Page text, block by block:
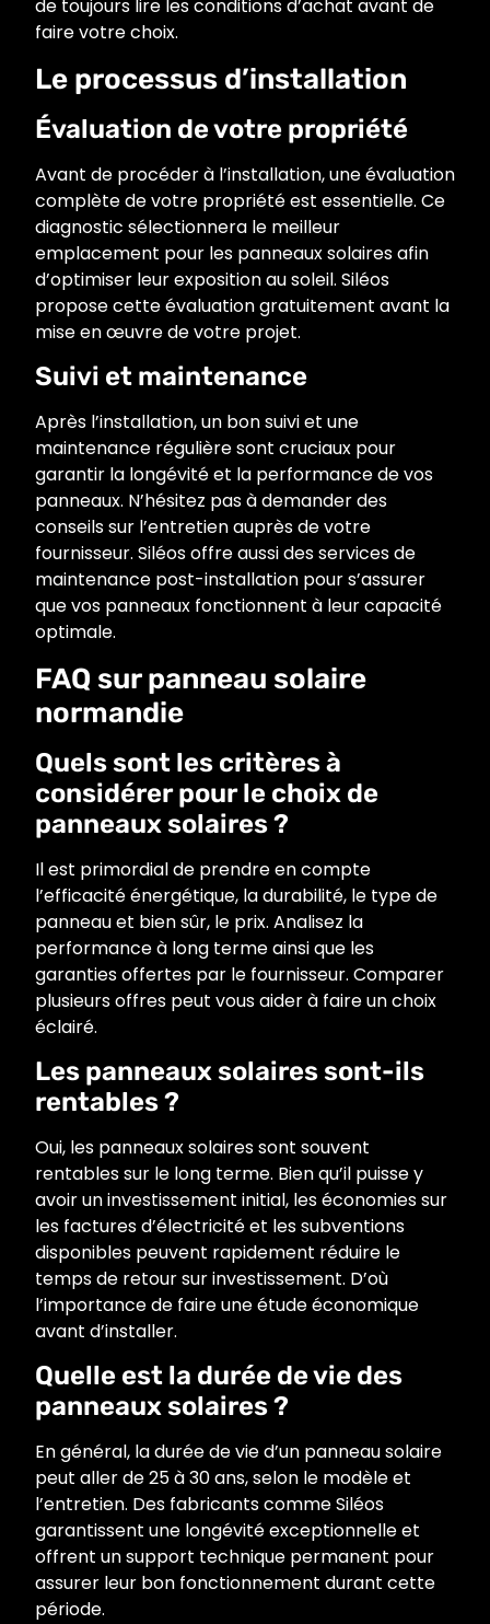
de toujours lire les conditions d’achat avant de
faire votre choix.
Le processus d’installation
Évaluation de votre propriété
Avant de procéder à l’installation, une évaluation
complète de votre propriété est essentielle. Ce
diagnostic sélectionnera le meilleur
emplacement pour les panneaux solaires afin
d’optimiser leur exposition au soleil. Siléos
propose cette évaluation gratuitement avant la
mise en œuvre de votre projet.
Suivi et maintenance
Après l’installation, un bon suivi et une
maintenance régulière sont cruciaux pour
garantir la longévité et la performance de vos
panneaux. N’hésitez pas à demander des
conseils sur l’entretien auprès de votre
fournisseur. Siléos offre aussi des services de
maintenance post-installation pour s’assurer
que vos panneaux fonctionnent à leur capacité
optimale.
FAQ sur panneau solaire
normandie
Quels sont les critères à
considérer pour le choix de
panneaux solaires ?
Il est primordial de prendre en compte
l’efficacité énergétique, la durabilité, le type de
panneau et bien sûr, le prix. Analisez la
performance à long terme ainsi que les
garanties offertes par le fournisseur. Comparer
plusieurs offres peut vous aider à faire un choix
éclairé.
Les panneaux solaires sont-ils
rentables ?
Oui, les panneaux solaires sont souvent
rentables sur le long terme. Bien qu’il puisse y
avoir un investissement initial, les économies sur
les factures d’électricité et les subventions
disponibles peuvent rapidement réduire le
temps de retour sur investissement. D’où
l’importance de faire une étude économique
avant d’installer.
Quelle est la durée de vie des
panneaux solaires ?
En général, la durée de vie d’un panneau solaire
peut aller de 25 à 30 ans, selon le modèle et
l’entretien. Des fabricants comme Siléos
garantissent une longévité exceptionnelle et
offrent un support technique permanent pour
assurer leur bon fonctionnement durant cette
période.